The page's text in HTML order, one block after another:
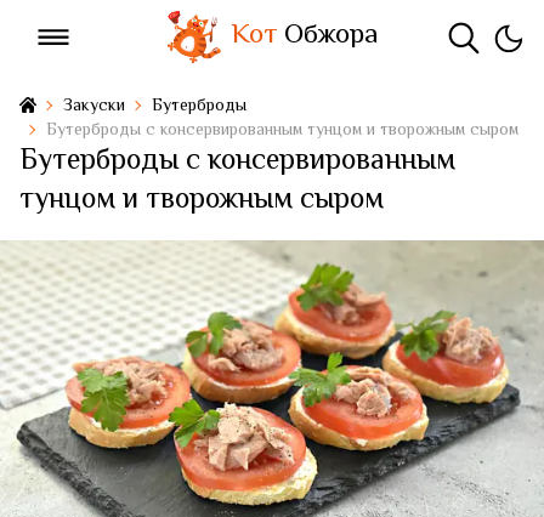
КотОбжора
Закуски
Бутерброды
Бутерброды с консервированным тунцом и творожным сыром
Бутерброды с консервированным
тунцом и творожным сыром